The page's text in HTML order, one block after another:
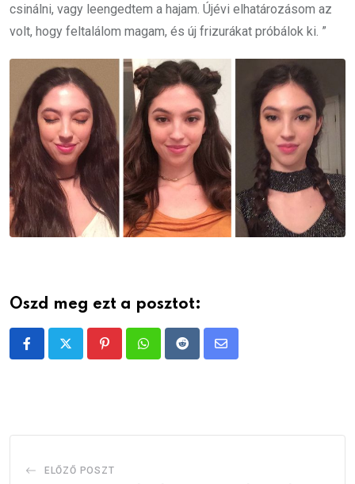
csinálni, vagy leengedtem a hajam. Újévi elhatározásom az
volt, hogy feltalálom magam, és új frizurákat próbálok ki. ”
Oszd meg ezt a posztot:
PinterestWhatsappRedditShare
ELŐZŐ POSZT